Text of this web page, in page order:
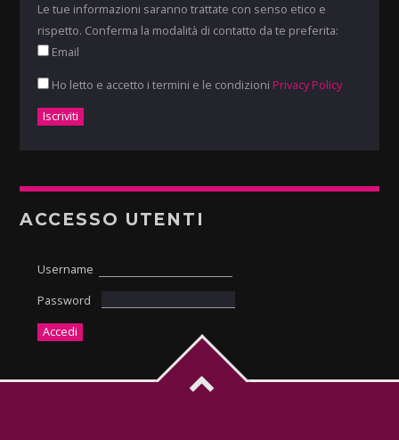
Le tue informazioni saranno trattate con senso etico e
rispetto. Conferma la modalità di contatto da te preferita:
Email
Ho letto e accetto i termini e le condizioni Privacy Policy
ACCESSO UTENTI
Username
Password